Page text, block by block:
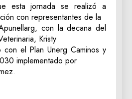
esta jornada se realizó a
con representantes de la
con la decana del
Kristy
con el Plan Unerg Caminos y
implementado por